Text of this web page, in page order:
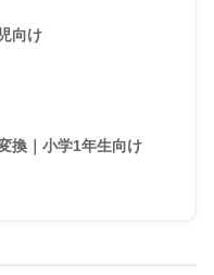
向け
換｜小学1年生向け